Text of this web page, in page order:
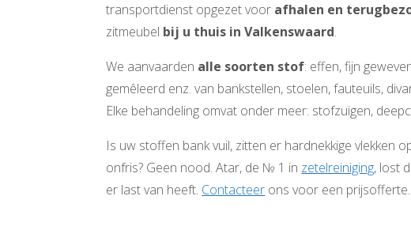
transportdienst opgezet voor afhalen en
zitmeubel bij u thuis in Valkenswaard.
We aanvaarden alle soorten stof: effen, fijn
gemêleerd enz. van bankstellen, stoelen, fauteuils,
Elke behandeling omvat onder meer: stofzuigen,
Is uw stoffen bank vuil, zitten er hardnekkige vlekken
onfris? Geen nood. Atar, de № 1 in zetelreiniging, lost
er last van heeft. Contacteer ons voor een prijsofferte.